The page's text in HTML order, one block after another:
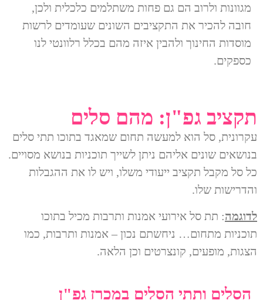
מגוונות ולרוב הם גם פחות משתלמים כלכלית ולכן,
חובה להכיר את התקציבים השונים שעומדים לרשות
מוסדות החינוך ולהבין איזה מהם בכלל רלוונטי לנו
כספקים.
תקציב גפ"ן: מהם סלים
עקרונית, סל הוא למעשה תחום שמאגד בתוכו תתי סלים
בנושאים שונים אליהם ניתן לשייך תוכניות בנושא מסויים.
כל סל מקבל תקציב ייעודי משלו, ויש לו את ההגבלות
והדרישות שלו.
לדוגמה: תת סל אירועי אמנות ותרבות מכיל בתוכו
תוכניות מתחום… ניחשתם נכון – אמנות ותרבות, כמו
הצגות, מופעים, קונצרטים וכן הלאה.
הסלים ותתי הסלים במכרז גפ"ן